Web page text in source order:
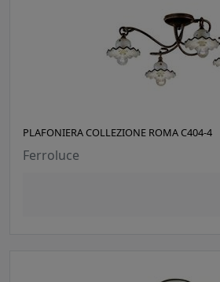
PLAFONIERA COLLEZIONE ROMA C404-4
Ferroluce